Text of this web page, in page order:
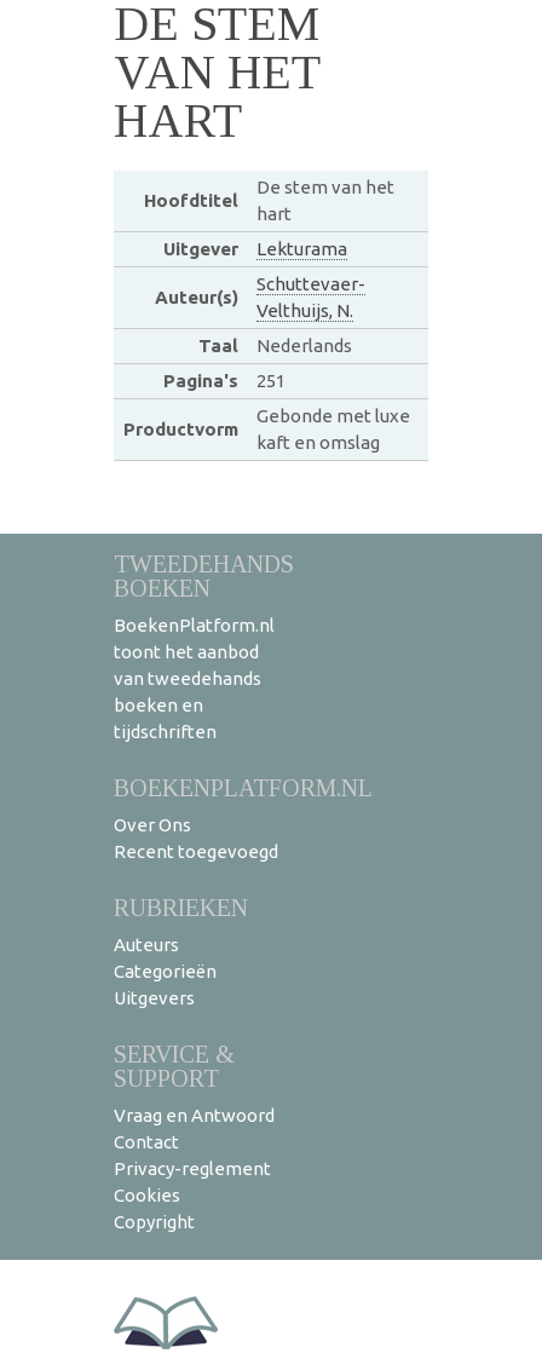
DE STEM
VAN HET
HART
Hoofdtitel
De stem van het
hart
Uitgever
Lekturama
Auteur(s)
Schuttevaer-
Velthuijs, N.
Taal
Nederlands
Pagina's
251
Productvorm
Gebonde met luxe
kaft en omslag
TWEEDEHANDS
BOEKEN
BoekenPlatform.nl
toont het aanbod
van tweedehands
boeken en
tijdschriften
BOEKENPLATFORM.NL
Over Ons
Recent toegevoegd
RUBRIEKEN
Auteurs
Categorieën
Uitgevers
SERVICE &
SUPPORT
Vraag en Antwoord
Contact
Privacy-reglement
Cookies
Copyright